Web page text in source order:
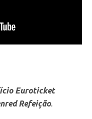
Euroticket
Refeição.